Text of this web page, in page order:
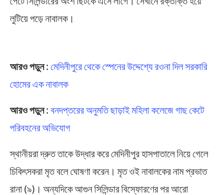
লুটিয়ে পড়ে নাবালক।
আরও পড়ুন : মেদিনীপুরে থেকে স্পেনের উদ্দেশ্যে রওনা দিল সরকারি
হোমের এক নাবালক
আরও পড়ুন : বনদপ্তরের অনুমতি ছাড়াই মহিলা কলেজে গাছ কেটে
পরিবহনের অভিযোগ
স্থানীয়রা দ্রুত তাকে উদ্ধার করে মেদিনীপুর হাসপাতালে নিয়ে গেলে
চিকিৎসকরা মৃত বলে ঘোষণা করেন। মৃত ওই নাবালকের নাম প্রভাত
রানা (৯)। অন্যদিকে আগুন সিলিন্ডার বিস্ফোরণের পর আরো